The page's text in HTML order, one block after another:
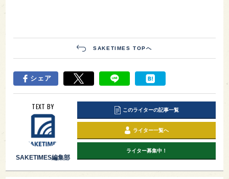
SAKETIMES TOPへ
シェア
TEXT BY
SAKETIMES編集部
このライターの記事一覧
ライター一覧へ
ライター募集中！